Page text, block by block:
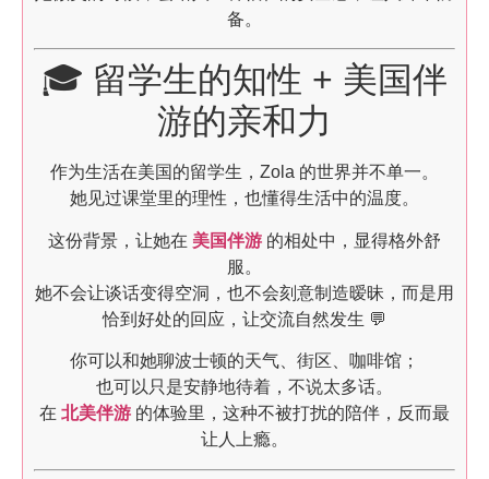
备。
🎓 留学生的知性 + 美国伴
游的亲和力
作为生活在美国的留学生，Zola 的世界并不单一。
她见过课堂里的理性，也懂得生活中的温度。
这份背景，让她在 美国伴游 的相处中，显得格外舒
服。
她不会让谈话变得空洞，也不会刻意制造暧昧，而是用
恰到好处的回应，让交流自然发生 💬
你可以和她聊波士顿的天气、街区、咖啡馆；
也可以只是安静地待着，不说太多话。
在 北美伴游 的体验里，这种不被打扰的陪伴，反而最
让人上瘾。